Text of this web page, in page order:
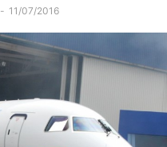
- 11/07/2016